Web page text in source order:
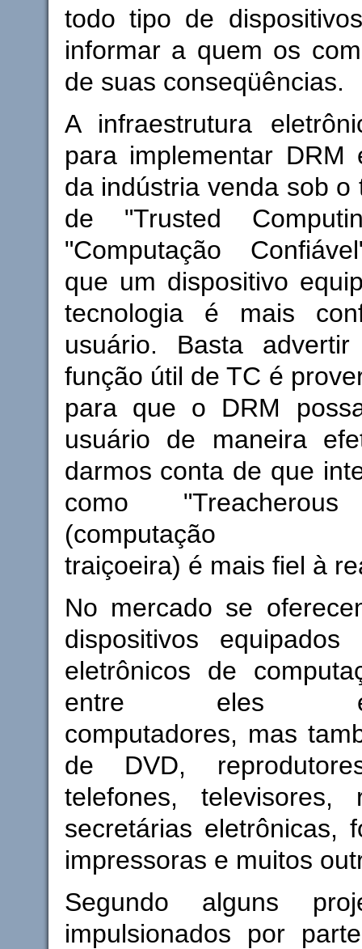
todo tipo de
informar a quem os
de suas conseqüências.
A infraestrutura
para implementar
da indústria venda sob o
de "Trusted
"Computação
que um dispositivo
tecnologia é mais
usuário. Basta
função útil de TC é
para que o DRM
usuário de maneira
darmos conta de que
como "Treacherous
(computação
traiçoeira) é mais fiel à
No mercado se
dispositivos
eletrônicos de
entre eles
computadores, mas
de DVD,
telefones, televisores,
secretárias eletrônicas,
impressoras e muitos
Segundo alguns
impulsionados por